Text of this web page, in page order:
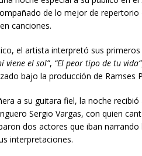
de lo mejor de repertorio
canciones.
el artista interpretó sus
viene el sol”, “El peor tipo de tu vida”
bajo la producción de Ramses
a su guitara fiel, la noche
Sergio Vargas, con quien
dos actores que iban narrando
interpretaciones.